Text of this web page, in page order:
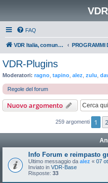
FAQ
VDR Italia, comunità italiana utilizzatori VDR PROGRAMMI
VDR-Plugins
Moderatori: ragno tapino alez zulu
Regole del forum
Nuovo argomento
259 argomenti 1 2
Info Forum e reimpasto
Ultimo messaggio da alez « 07
Inviato in VDR-Base
Risposte: 33